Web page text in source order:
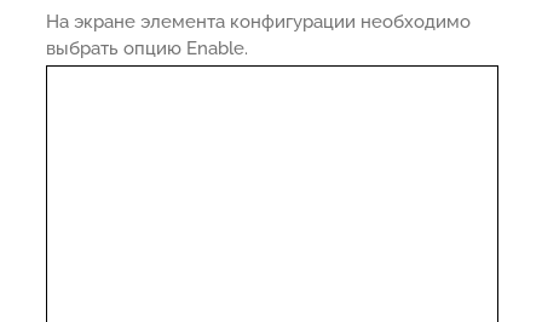
На экране элемента конфигурации необходимо
выбрать опцию Enable.